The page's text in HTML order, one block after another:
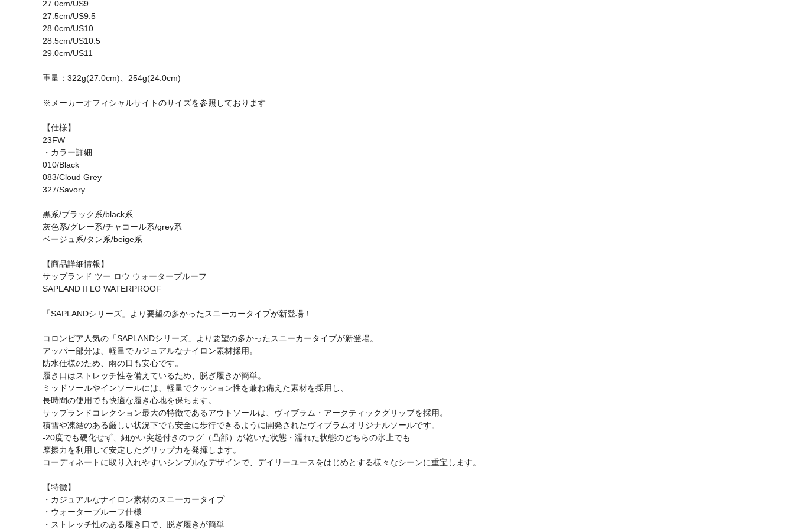
27.0cm/US9
27.5cm/US9.5
28.0cm/US10
28.5cm/US10.5
29.0cm/US11
重量：322g(27.0cm)、254g(24.0cm)
※メーカーオフィシャルサイトのサイズを参照しております
【仕様】
23FW
・カラー詳細
010/Black
083/Cloud Grey
327/Savory
黒系/ブラック系/black系
灰色系/グレー系/チャコール系/grey系
ベージュ系/タン系/beige系
【商品詳細情報】
サップランド ツー ロウ ウォータープルーフ
SAPLAND II LO WATERPROOF
「SAPLANDシリーズ」より要望の多かったスニーカータイプが新登場！
コロンビア人気の「SAPLANDシリーズ」より要望の多かったスニーカータイプが新登場。
アッパー部分は、軽量でカジュアルなナイロン素材採用。
防水仕様のため、雨の日も安心です。
履き口はストレッチ性を備えているため、脱ぎ履きが簡単。
ミッドソールやインソールには、軽量でクッション性を兼ね備えた素材を採用し、
長時間の使用でも快適な履き心地を保ちます。
サップランドコレクション最大の特徴であるアウトソールは、ヴィブラム・アークティックグリップを採用。
積雪や凍結のある厳しい状況下でも安全に歩行できるように開発されたヴィブラムオリジナルソールです。
-20度でも硬化せず、細かい突起付きのラグ（凸部）が乾いた状態・濡れた状態のどちらの氷上でも
摩擦力を利用して安定したグリップ力を発揮します。
コーディネートに取り入れやすいシンプルなデザインで、デイリーユースをはじめとする様々なシーンに重宝します。
【特徴】
・カジュアルなナイロン素材のスニーカータイプ
・ウォータープルーフ仕様
・ストレッチ性のある履き口で、脱ぎ履きが簡単